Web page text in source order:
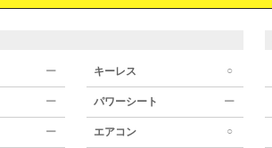
ー キーレス ○
ー パワーシート ー
ー エアコン ○